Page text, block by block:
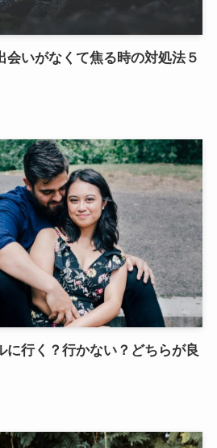
会いがなくて焦る時の対処法５
に行く？行かない？どちらが良